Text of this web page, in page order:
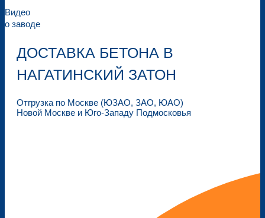
Видео
о заводе
ДОСТАВКА БЕТОНА В
НАГАТИНСКИЙ ЗАТОН
Отгрузка по Москве (ЮЗАО, ЗАО, ЮАО)
Новой Москве и Юго-Западу Подмосковья